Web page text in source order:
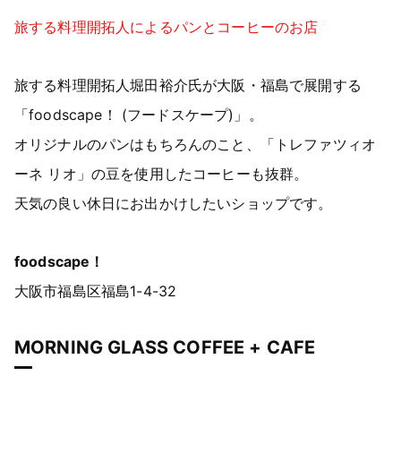
旅する料理開拓人によるパンとコーヒーのお店
旅する料理開拓人堀田裕介氏が大阪・福島で展開する
「foodscape！ (フードスケープ)」。
オリジナルのパンはもちろんのこと、「トレファツィオ
ーネ リオ」の豆を使用したコーヒーも抜群。
天気の良い休日にお出かけしたいショップです。
foodscape！
大阪市福島区福島1-4-32
MORNING GLASS COFFEE + CAFE